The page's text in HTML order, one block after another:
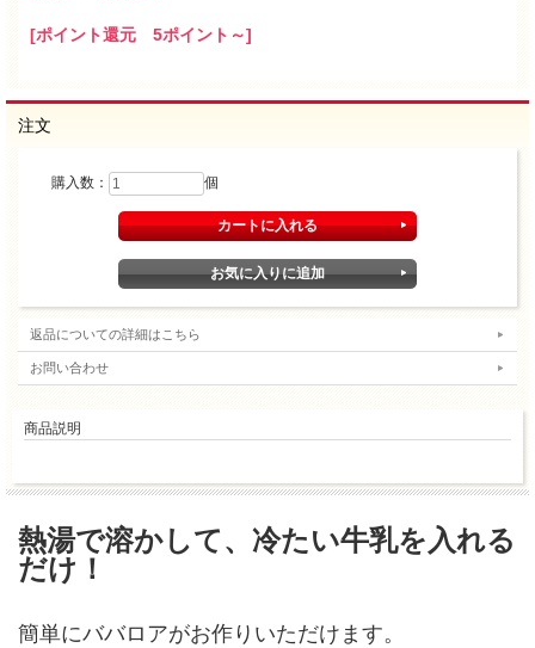
[ポイント還元 5ポイント～]
注文
購入数： 個
返品についての詳細はこちら
お問い合わせ
商品説明
熱湯で溶かして、冷たい牛乳を入れる
だけ！
簡単にババロアがお作りいただけます。